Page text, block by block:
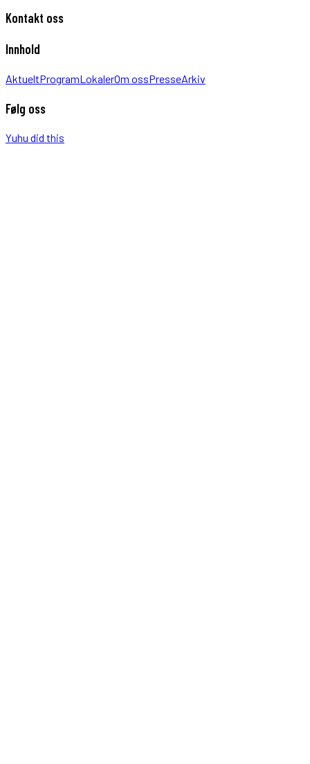
Kontakt oss
Innhold
AktueltProgramLokalerOm ossPresseArkiv
Følg oss
Yuhu did this